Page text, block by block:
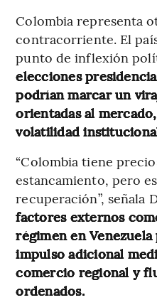
Colombia representa
contracorriente. El
punto de inflexión
elecciones
podrían marcar un
orientadas al
volatilidad
“Colombia tiene
estancamiento, pero
recuperación”, señala
factores externos
régimen en
impulso adicional
comercio regional y
ordenados.